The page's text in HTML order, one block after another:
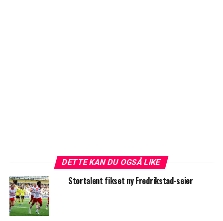
DETTE KAN DU OGSÅ LIKE
Stortalent fikset ny Fredrikstad-seier